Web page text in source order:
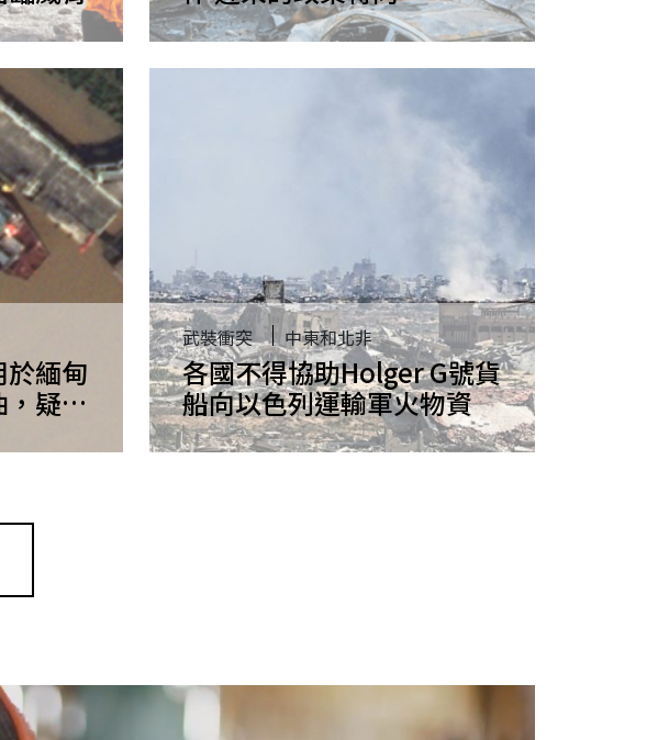
於緬甸
疑與
武裝衝突 中東和北非
各國不得協助Holger G號貨
船向以色列運輸軍火物資